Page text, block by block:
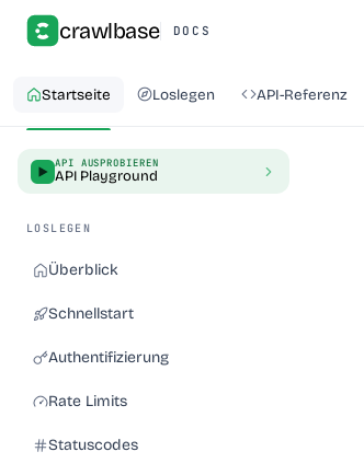
crawlbase DOCS
Startseite Loslegen API-Referenz
API AUSPROBIEREN
API Playground
LOSLEGEN
Überblick
Schnellstart
Authentifizierung
Rate Limits
Statuscodes